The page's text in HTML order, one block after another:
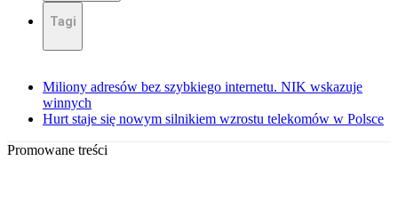
Tagi
Miliony adresów bez szybkiego internetu. NIK wskazuje
winnych
Hurt staje się nowym silnikiem wzrostu telekomów w Polsce
Promowane treści